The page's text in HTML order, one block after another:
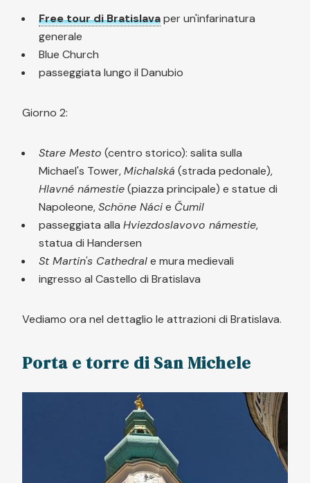
Free tour di Bratislavaper un'infarinatura
generale
Blue Church
passeggiata lungo il Danubio
Giorno 2:
Stare Mesto (centro storico): salita sulla
Michael's Tower,Michalská (strada pedonale),
Hlavné námestie(piazza principale) e statue di
Napoleone,Schöne Nácie Čumil
passeggiata alla Hviezdoslavovo námestie,
statua di Handersen
St Martin's Cathedrale mura medievali
ingresso al Castello di Bratislava
Vediamo ora nel dettaglio le attrazioni di Bratislava.
Porta e torre di San Michele